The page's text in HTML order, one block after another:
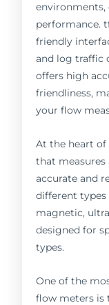
performance.
friendly
and log traffic
offers high
friendliness,
your flow
At the heart
that
accurate and
different
magnetic,
designed for
types.
One of the
flow meters is